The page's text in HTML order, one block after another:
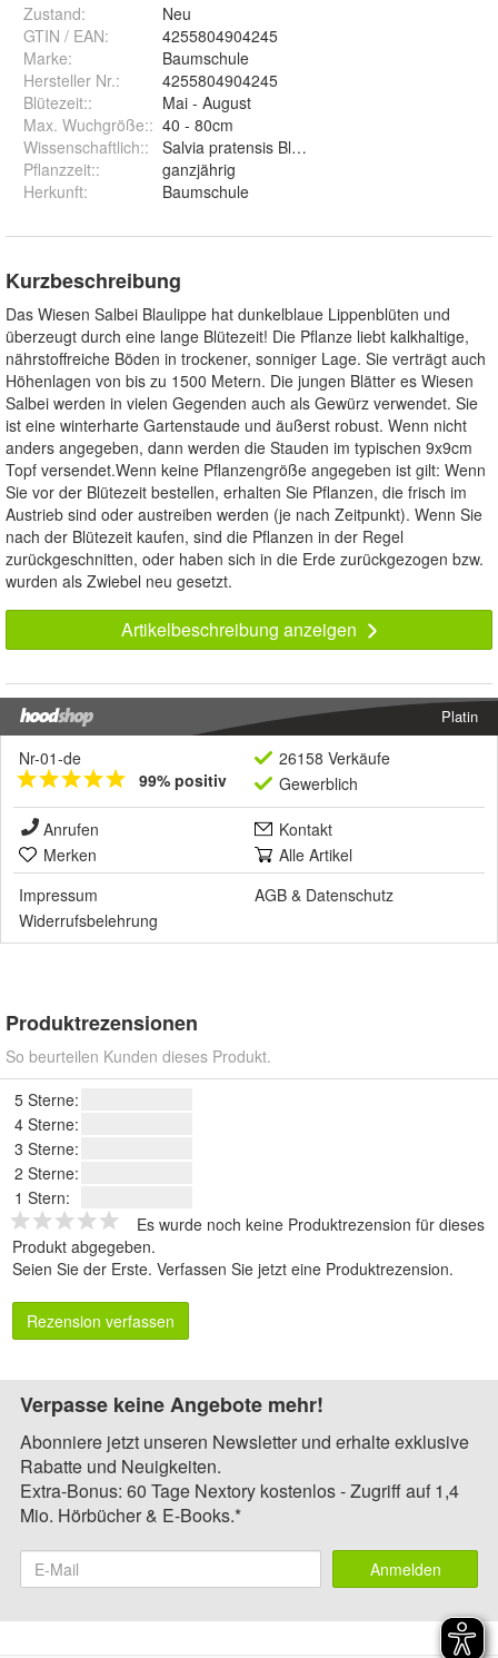
Zustand:
Neu
GTIN / EAN:
4255804904245
Marke:
Baumschule
Hersteller Nr.:
4255804904245
Blütezeit::
Mai - August
Max. Wuchgröße:: 40 - 80cm
Wissenschaftlich::
Salvia pratensis Blaulippe
Pflanzzeit::
ganzjährig
Herkunft: Baumschule
Kurzbeschreibung
Das Wiesen Salbei Blaulippe hat dunkelblaue Lippenblüten und
überzeugt durch eine lange Blütezeit! Die Pflanze liebt kalkhaltige,
nährstoffreiche Böden in trockener, sonniger Lage. Sie verträgt auch
Höhenlagen von bis zu 1500 Metern. Die jungen Blätter es Wiesen
Salbei werden in vielen Gegenden auch als Gewürz verwendet. Sie
ist eine winterharte Gartenstaude und äußerst robust. Wenn nicht
anders angegeben, dann werden die Stauden im typischen 9x9cm
Topf versendet.Wenn keine Pflanzengröße angegeben ist gilt: Wenn
Sie vor der Blütezeit bestellen, erhalten Sie Pflanzen, die frisch im
Austrieb sind oder austreiben werden (je nach Zeitpunkt). Wenn Sie
nach der Blütezeit kaufen, sind die Pflanzen in der Regel
zurückgeschnitten, oder haben sich in die Erde zurückgezogen bzw.
wurden als Zwiebel neu gesetzt.
Artikelbeschreibung anzeigen
Platin
Nr-01-de
99% positiv
26158 Verkäufe
Gewerblich
Anrufen
Kontakt
Merken
Alle Artikel
Impressum
AGB & Datenschutz
Widerrufsbelehrung
Produktrezensionen
So beurteilen Kunden dieses Produkt.
5 Sterne:
4 Sterne:
3 Sterne:
2 Sterne:
1 Stern:
Es wurde noch keine Produktrezension für dieses
Produkt abgegeben.
Seien Sie der Erste. Verfassen Sie jetzt eine Produktrezension.
Rezension verfassen
Verpasse keine Angebote mehr!
Abonniere jetzt unseren Newsletter und erhalte exklusive
Rabatte und Neuigkeiten.
Extra-Bonus: 60 Tage Nextory kostenlos - Zugriff auf 1,4
Mio. Hörbücher & E-Books.*
Anmelden